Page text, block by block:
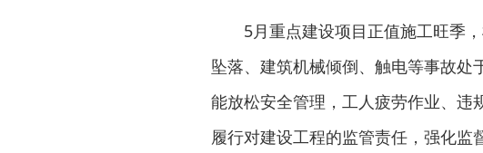
5月重点建设项目正值施工旺季
坠落、建筑机械倾倒、触电等事故
能放松安全管理，工人疲劳作业、违
履行对建设工程的监管责任，强化